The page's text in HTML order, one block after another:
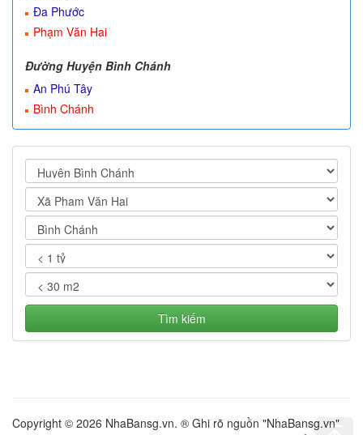
Đa Phước
Phạm Văn Hai
Đường Huyện Bình Chánh
An Phú Tây
Bình Chánh
Tìm kiếm
Copyright © 2026 NhaBansg.vn. ® Ghi rõ nguồn "NhaBansg.vn"